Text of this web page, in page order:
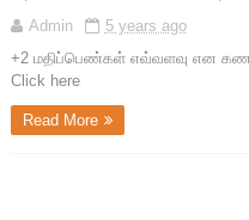
Admin
5 years ago
+2 மதிப்பெண்கள் எவ்வளவு என
Click here
Read More